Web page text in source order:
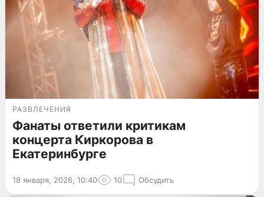
РАЗВЛЕЧЕНИЯ
Фанаты ответили критикам
концерта Киркорова в
Екатеринбурге
18 января, 2026, 10:40 10 Обсудить